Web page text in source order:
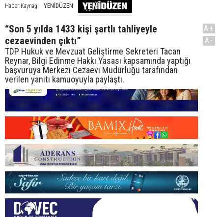
Haber Kaynağı YENİDÜZEN
“Son 5 yılda 1433 kişi şartlı tahliyeyle
cezaevinden çıktı”
TDP Hukuk ve Mevzuat Geliştirme Sekreteri Tacan
Reynar, Bilgi Edinme Hakkı Yasası kapsamında yaptığı
başvuruya Merkezi Cezaevi Müdürlüğü tarafından
verilen yanıtı kamuoyuyla paylaştı.
A+
A-